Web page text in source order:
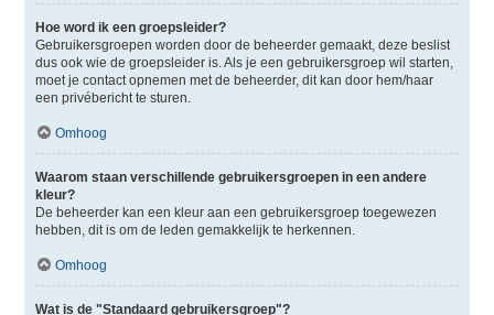
Hoe word ik een groepsleider?
Gebruikersgroepen worden door de beheerder gemaakt, deze beslist
dus ook wie de groepsleider is. Als je een gebruikersgroep wil starten,
moet je contact opnemen met de beheerder, dit kan door hem/haar
een privébericht te sturen.
Omhoog
Waarom staan verschillende gebruikersgroepen in een andere
kleur?
De beheerder kan een kleur aan een gebruikersgroep toegewezen
hebben, dit is om de leden gemakkelijk te herkennen.
Omhoog
Wat is de "Standaard gebruikersgroep"?